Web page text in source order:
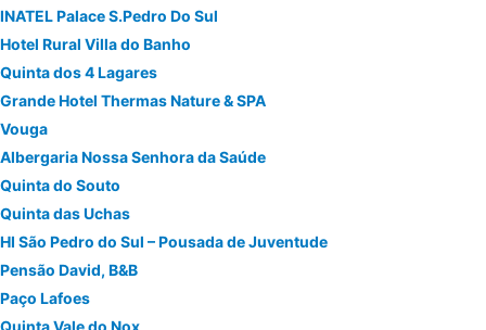
INATEL Palace S.Pedro Do Sul
Hotel Rural Villa do Banho
Quinta dos 4 Lagares
Grande Hotel Thermas Nature & SPA
Vouga
Albergaria Nossa Senhora da Saúde
Quinta do Souto
Quinta das Uchas
HI São Pedro do Sul – Pousada de Juventude
Pensão David, B&B
Paço Lafoes
Quinta Vale do Nox